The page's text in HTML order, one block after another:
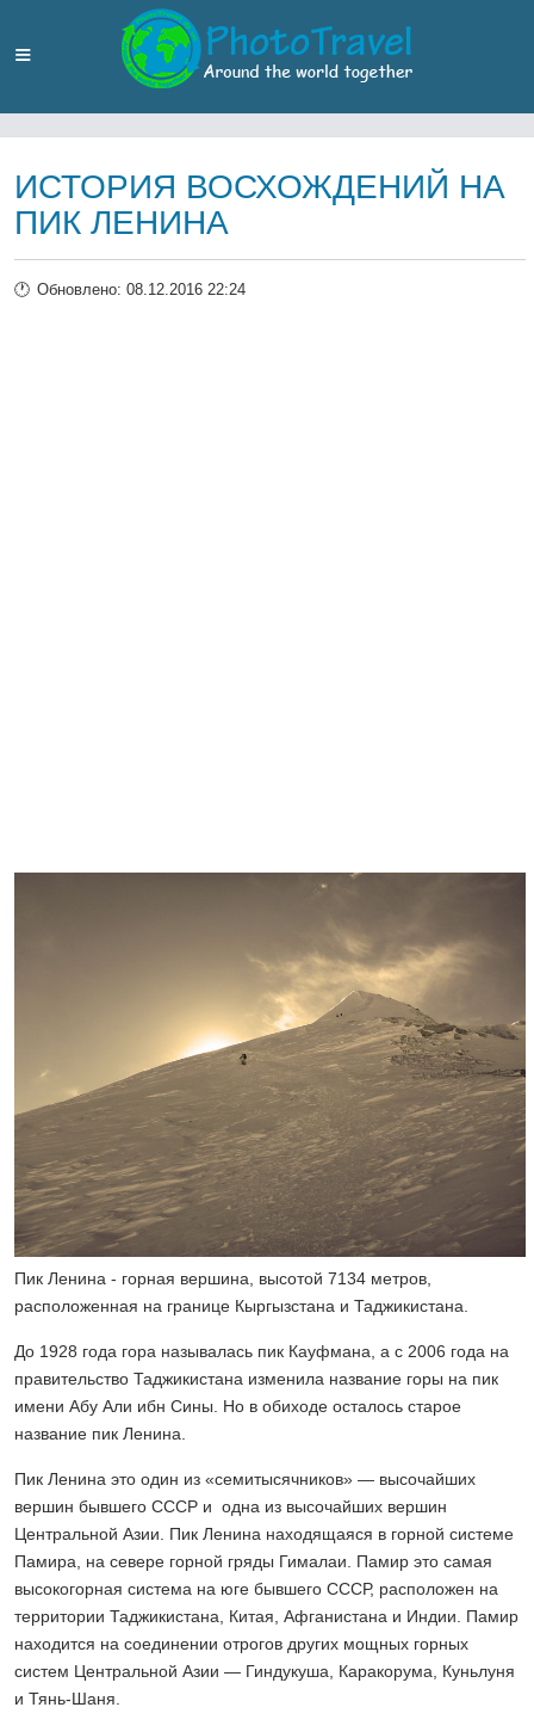
ИСТОРИЯ ВОСХОЖДЕНИЙ НА
ПИК ЛЕНИНА
Обновлено: 08.12.2016 22:24
Пик Ленина - горная вершина, высотой 7134 метров,
расположенная на границе Кыргызстана и Таджикистана.
До 1928 года гора называлась пик Кауфмана, а с 2006 года на
правительство Таджикистана изменила название горы на пик
имени Абу Али ибн Сины. Но в обиходе осталось старое
название пик Ленина.
Пик Ленина это один из «семитысячников» — высочайших
вершин бывшего СССР и одна из высочайших вершин
Центральной Азии. Пик Ленина находящаяся в горной системе
Памира, на севере горной гряды Гималаи. Памир это самая
высокогорная система на юге бывшего СССР, расположен на
территории Таджикистана, Китая, Афганистана и Индии. Памир
находится на соединении отрогов других мощных горных
систем Центральной Азии — Гиндукуша, Каракорума, Куньлуня
и Тянь-Шаня.